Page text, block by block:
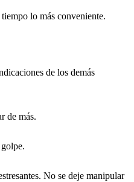
lo más conveniente.
de los demás
de más.
No se deje manipular